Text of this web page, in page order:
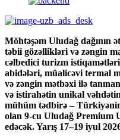
Möhtəşəm Uludağ dağının
təbii gözəllikləri və zəngin
cəlbedici turizm
abidələri, müalicəvi termal
və zəngin mətbəxi ilə
və istirahətin unikal
mühüm tədbirə –
olan 9-cu Uludağ Premium
edəcək. Yarış 17–19 iyul